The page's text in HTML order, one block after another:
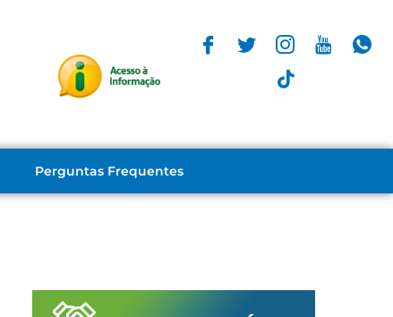
Perguntas Frequentes